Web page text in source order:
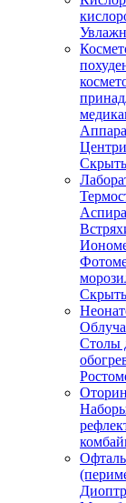
Зачем
Все
покупки
одном
месте
Личный
менеджер
статуса
заказа
Скрыть
Скрыть
Столы